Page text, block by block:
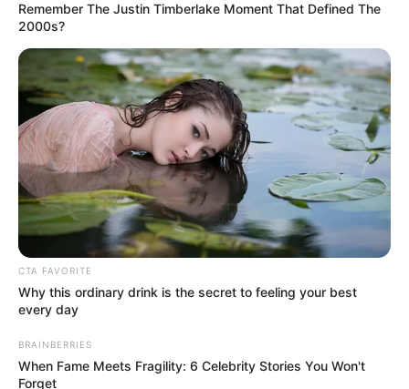
8. Super hemat, potong bagian atas jurigen lalu
masukkan busa sebagai alas. Jadi deh pembersih
wastafel!
Remember The Justin Timberlake Moment That Defined The
2000s?
CTA FAVORITE
Why this ordinary drink is the secret to feeling your best
every day
BRAINBERRIES
When Fame Meets Fragility: 6 Celebrity Stories You Won't
Forget